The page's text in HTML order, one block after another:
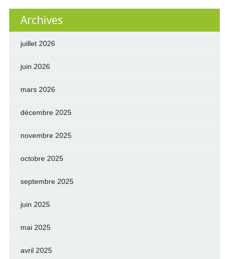
Archives
juillet 2026
juin 2026
mars 2026
décembre 2025
novembre 2025
octobre 2025
septembre 2025
juin 2025
mai 2025
avril 2025